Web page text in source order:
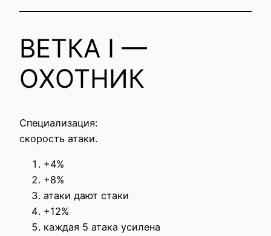
ВЕТКА I —
ОХОТНИК
Специализация:
скорость атаки.
+4%
+8%
атаки дают стаки
+12%
каждая 5 атака усилена